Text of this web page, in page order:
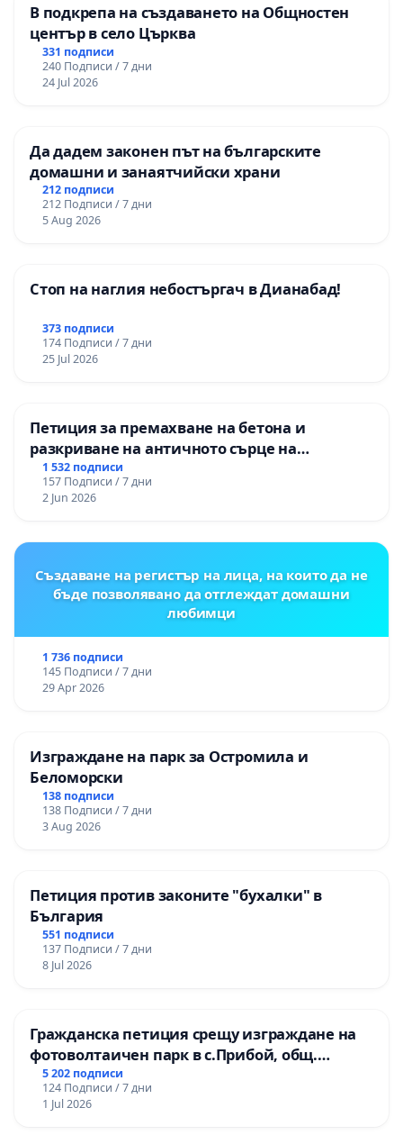
В подкрепа на създаването на Общностен
център в село Църква
331 подписи
240 Подписи / 7 дни
24 Jul 2026
Да дадем законен път на българските
домашни и занаятчийски храни
212 подписи
212 Подписи / 7 дни
5 Aug 2026
Стоп на наглия небостъргач в Дианабад!
373 подписи
174 Подписи / 7 дни
25 Jul 2026
Петиция за премахване на бетона и
разкриване на античното сърце на
Могиланската могила във Враца
1 532 подписи
157 Подписи / 7 дни
2 Jun 2026
Създаване на регистър на лица, на които да не
бъде позволявано да отглеждат домашни
любимци
1 736 подписи
145 Подписи / 7 дни
29 Apr 2026
Изграждане на парк за Остромила и
Беломорски
138 подписи
138 Подписи / 7 дни
3 Aug 2026
Петиция против законите "бухалки" в
България
551 подписи
137 Подписи / 7 дни
8 Jul 2026
Гражданска петиция срещу изграждане на
фотоволтаичен парк в с.Прибой, общ.
Радомир
5 202 подписи
124 Подписи / 7 дни
1 Jul 2026